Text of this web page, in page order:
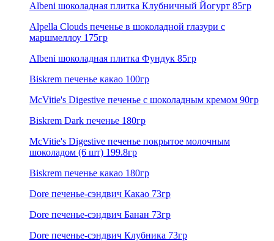
Albeni шоколадная плитка Клубничный Йогурт 85гр
Alpella Clouds печенье в шоколадной глазури с
маршмеллоу 175гр
Albeni шоколадная плитка Фундук 85гр
Biskrem печенье какао 100гр
McVitie's Digestive печенье с шоколадным кремом 90гр
Biskrem Dark печенье 180гр
McVitie's Digestive печенье покрытое молочным
шоколадом (6 шт) 199.8гр
Biskrem печенье какао 180гр
Dore печенье-сэндвич Какао 73гр
Dore печенье-сэндвич Банан 73гр
Dore печенье-сэндвич Клубника 73гр